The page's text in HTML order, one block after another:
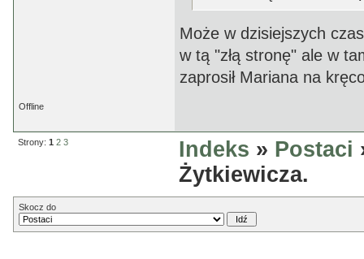
Może w dzisiejszych
w tą "złą stronę" ale w
zaprosił Mariana na
Offline
Strony: 1 2 3 Indeks » Postaci
Żytkiewicza.
Skocz do